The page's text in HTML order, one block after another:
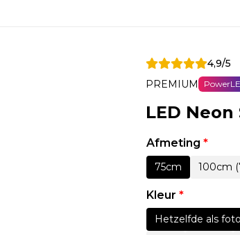
4,9/5
PREMIUM
LED
Afmeting *
75cm 100cm
Kleur *
Hetzelfde als foto